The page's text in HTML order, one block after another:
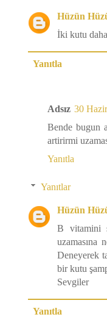
Hüzün
İki kutu
Yanıtla
Adsız 30
Bende bugun
artirirmi
Yanıtla
Yanıtlar
Hüzün
B vitamini
uzamasına
Deneyerek
bir kutu
Sevgiler
Yanıtla